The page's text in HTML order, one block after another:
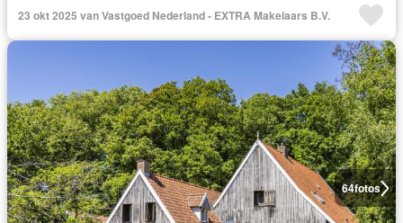
23 okt 2025 van Vastgoed Nederland - EXTRA Makelaars B.V.
64fotos